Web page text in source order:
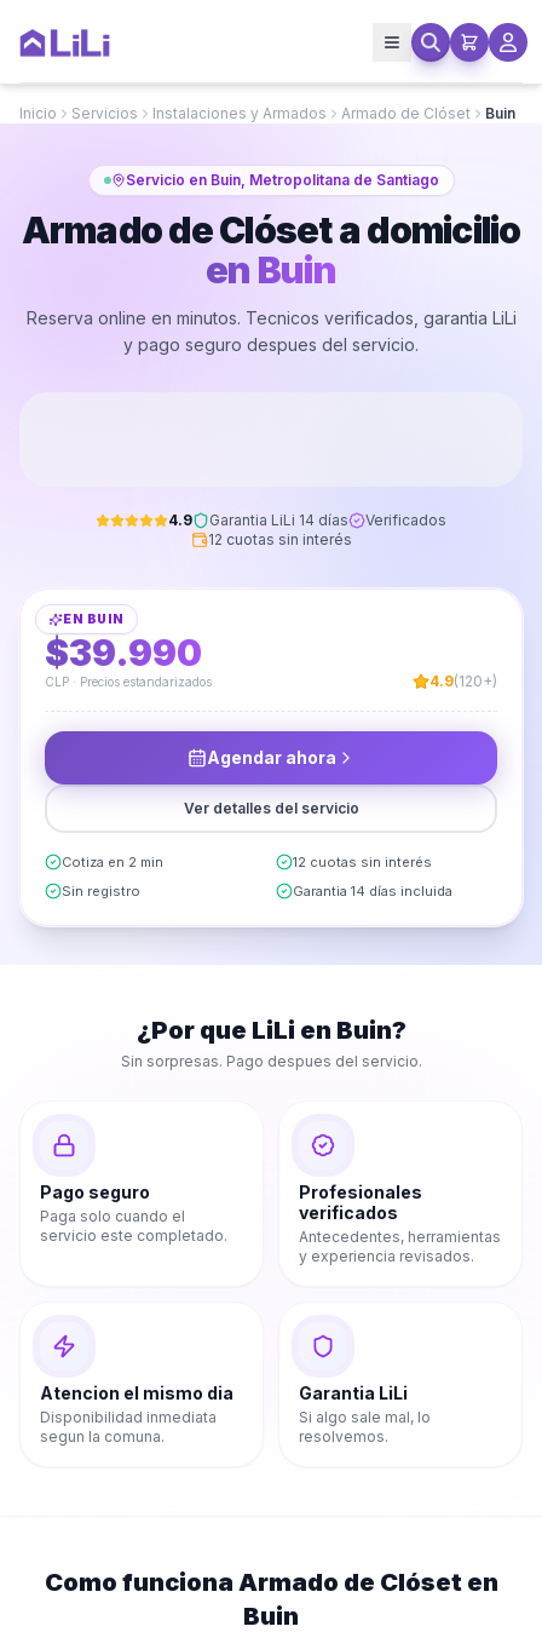
Inicio Servicios Instalaciones y Armados Armado de Clóset Buin
Servicio en Buin, Metropolitana de Santiago
Armado de Clóset a domicilio
en Buin
Reserva online en minutos. Tecnicos verificados, garantia LiLi
y pago seguro despues del servicio.
4.9 Garantia LiLi 14 días
Verificados
12 cuotas sin interés
EN BUIN
DESDE
$39.990
CLP · Precios estandarizados 4.9(120+)
Agendar ahora
Ver detalles del servicio
Cotiza en 2 min
12 cuotas sin interés
Sin registro
Garantia 14 días incluida
¿Por que LiLi en Buin?
Sin sorpresas. Pago despues del servicio.
Pago seguro
Paga solo cuando el
servicio este completado.
Profesionales
verificados
Antecedentes, herramientas
y experiencia revisados.
Atencion el mismo dia
Disponibilidad inmediata
segun la comuna.
Garantia LiLi
Si algo sale mal, lo
resolvemos.
Como funciona Armado de Clóseten
Buin